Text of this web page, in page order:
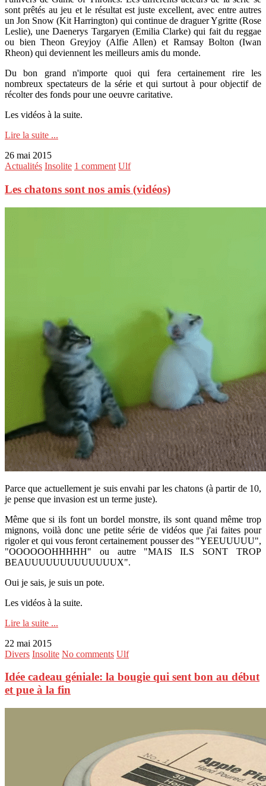
sont prêtés au jeu et le résultat est juste excellent, avec entre autres
un Jon Snow (Kit Harrington) qui continue de draguer Ygritte (Rose
Leslie), une Daenerys Targaryen (Emilia Clarke) qui fait du reggae
ou bien Theon Greyjoy (Alfie Allen) et Ramsay Bolton (Iwan
Rheon) qui deviennent les meilleurs amis du monde.
Du bon grand n'importe quoi qui fera certainement rire les
nombreux spectateurs de la série et qui surtout à pour objectif de
récolter des fonds pour une oeuvre caritative.
Les vidéos à la suite.
Lire la suite ...
26 mai 2015
Actualités Insolite 1 comment Ulf
Les chatons sont nos amis (vidéos)
Parce que actuellement je suis envahi par les chatons (à partir de 10,
je pense que invasion est un terme juste).
Même que si ils font un bordel monstre, ils sont quand même trop
mignons, voilà donc une petite série de vidéos que j'ai faites pour
rigoler et qui vous feront certainement pousser des "YEEUUUUU",
"OOOOOOHHHHH" ou autre "MAIS ILS SONT TROP
BEAUUUUUUUUUUUUUX".
Oui je sais, je suis un pote.
Les vidéos à la suite.
Lire la suite ...
22 mai 2015
Divers Insolite No comments Ulf
Idée cadeau géniale: la bougie qui sent bon au début
et pue à la fin